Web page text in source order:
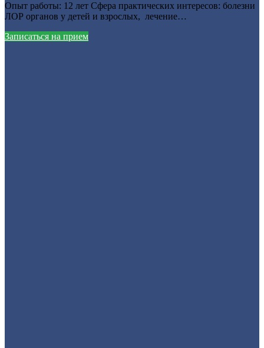
Опыт работы: 12 лет Сфера практических интересов: болезни
ЛОР органов у детей и взрослых, лечение…
Записаться на прием